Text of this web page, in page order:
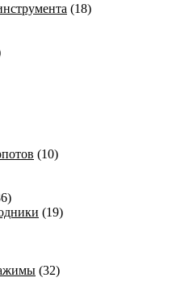
(18)
(10)
(19)
(32)